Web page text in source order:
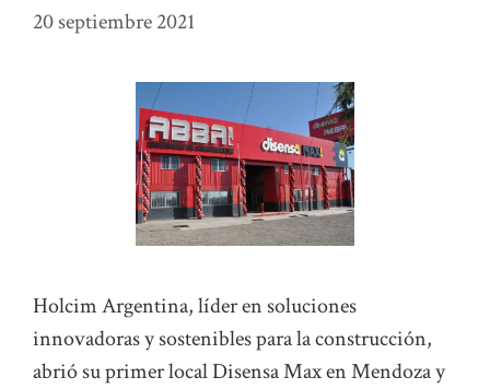
20 septiembre 2021
Holcim Argentina, líder en soluciones
innovadoras y sostenibles para la construcción,
abrió su primer local Disensa Max en Mendoza y